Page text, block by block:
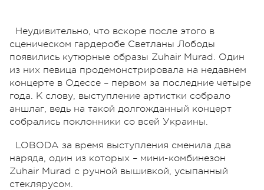
Неудивительно, что вскоре после этого в
сценическом гардеробе Светланы Лободы
появились кутюрные образы Zuhair Murad. Один
из них певица продемонстрировала на недавнем
концерте в Одессе – первом за последние четыре
года. К слову, выступление артистки собрало
аншлаг, ведь на такой долгожданный концерт
собрались поклонники со всей Украины.
LOBODA за время выступления сменила два
наряда, один из которых – мини-комбинезон
Zuhair Murad с ручной вышивкой, усыпанный
стеклярусом.